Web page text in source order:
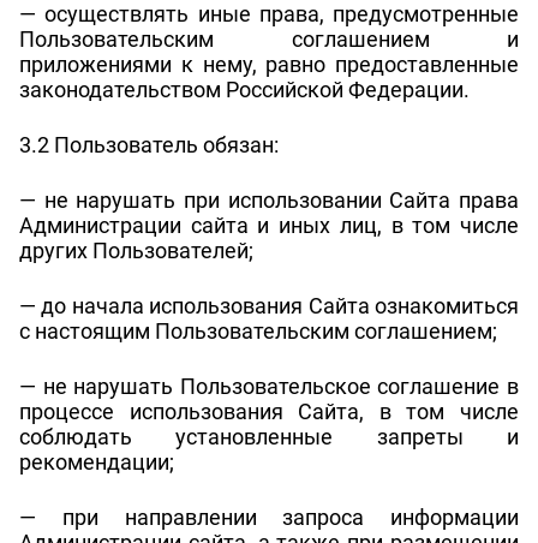
— осуществлять иные права, предусмотренные
Пользовательским соглашением и
приложениями к нему, равно предоставленные
законодательством Российской Федерации.
3.2 Пользователь обязан:
— не нарушать при использовании Сайта права
Администрации сайта и иных лиц, в том числе
других Пользователей;
— до начала использования Сайта ознакомиться
с настоящим Пользовательским соглашением;
— не нарушать Пользовательское соглашение в
процессе использования Сайта, в том числе
соблюдать установленные запреты и
рекомендации;
— при направлении запроса информации